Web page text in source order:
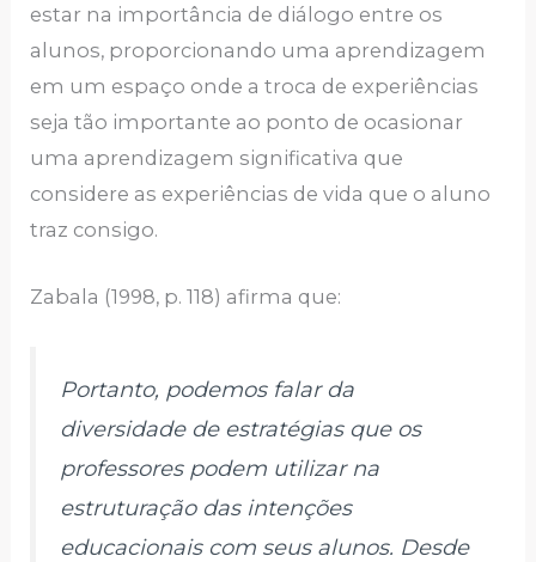
estar na importância de diálogo entre os
alunos, proporcionando uma aprendizagem
em um espaço onde a troca de experiências
seja tão importante ao ponto de ocasionar
uma aprendizagem significativa que
considere as experiências de vida que o aluno
traz consigo.
Zabala (1998, p. 118) afirma que:
Portanto, podemos falar da
diversidade de estratégias que os
professores podem utilizar na
estruturação das intenções
educacionais com seus alunos. Desde